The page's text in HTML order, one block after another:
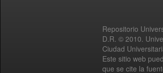
Repositorio
D.R. © 2010.
Ciudad
Este sitio web
que se cite la